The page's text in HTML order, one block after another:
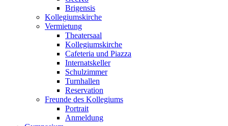
Brigensis
Kollegiumskirche
Vermietung
Theatersaal
Kollegiumskirche
Cafeteria und Piazza
Internatskeller
Schulzimmer
Turnhallen
Reservation
Freunde des Kollegiums
Portrait
Anmeldung